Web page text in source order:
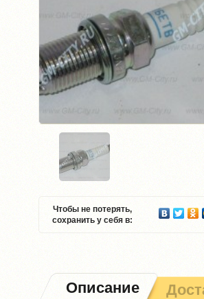
Чтобы не потерять,
сохранить у себя в:
Описание